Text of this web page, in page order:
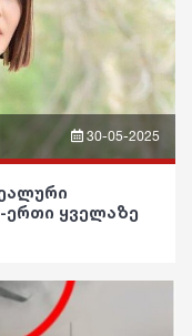
30-05-2025
ერთი ყველაზე